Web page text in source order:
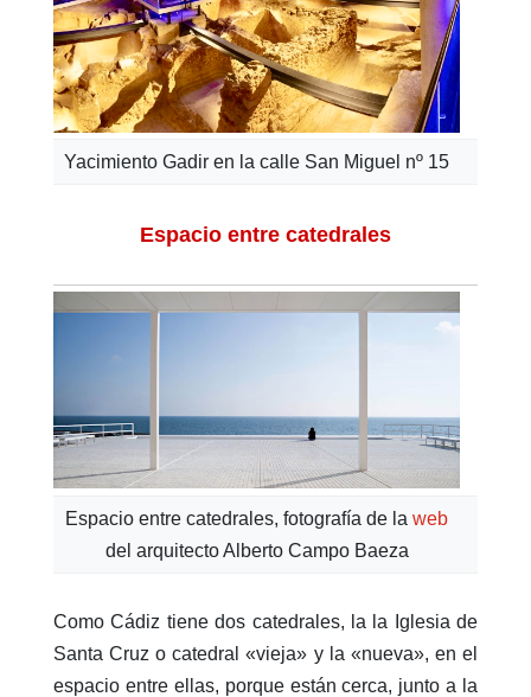
Yacimiento Gadir en la calle San Miguel nº 15
Espacio entre catedrales
Espacio entre catedrales, fotografía de la web
del arquitecto Alberto Campo Baeza
Como Cádiz tiene dos catedrales, la la Iglesia de
Santa Cruz o catedral «vieja» y la «nueva», en el
espacio entre ellas, porque están cerca, junto a la